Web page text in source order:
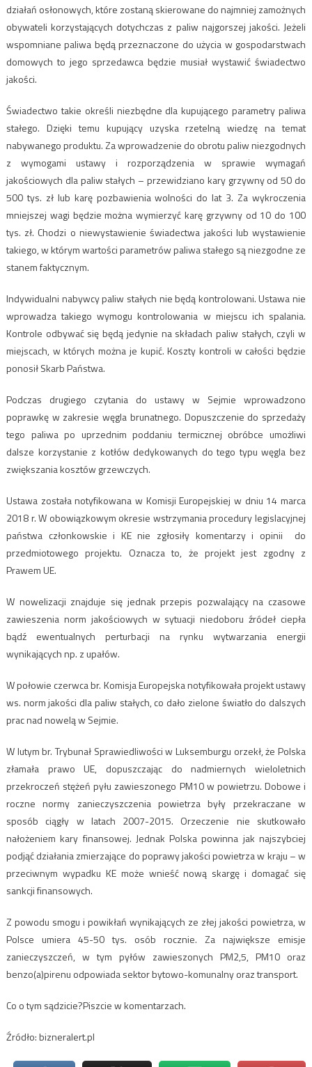
działań osłonowych, które zostaną skierowane do najmniej zamożnych
obywateli korzystających dotychczas z paliw najgorszej jakości. Jeżeli
wspomniane paliwa będą przeznaczone do użycia w gospodarstwach
domowych to jego sprzedawca będzie musiał wystawić świadectwo
jakości.
Świadectwo takie określi niezbędne dla kupującego parametry paliwa
stałego. Dzięki temu kupujący uzyska rzetelną wiedzę na temat
nabywanego produktu. Za wprowadzenie do obrotu paliw niezgodnych
z wymogami ustawy i rozporządzenia w sprawie wymagań
jakościowych dla paliw stałych – przewidziano kary grzywny od 50 do
500 tys. zł lub karę pozbawienia wolności do lat 3. Za wykroczenia
mniejszej wagi będzie można wymierzyć karę grzywny od 10 do 100
tys. zł. Chodzi o niewystawienie świadectwa jakości lub wystawienie
takiego, w którym wartości parametrów paliwa stałego są niezgodne ze
stanem faktycznym.
Indywidualni nabywcy paliw stałych nie będą kontrolowani. Ustawa nie
wprowadza takiego wymogu kontrolowania w miejscu ich spalania.
Kontrole odbywać się będą jedynie na składach paliw stałych, czyli w
miejscach, w których można je kupić. Koszty kontroli w całości będzie
ponosił Skarb Państwa.
Podczas drugiego czytania do ustawy w Sejmie wprowadzono
poprawkę w zakresie węgla brunatnego. Dopuszczenie do sprzedaży
tego paliwa po uprzednim poddaniu termicznej obróbce umożliwi
dalsze korzystanie z kotłów dedykowanych do tego typu węgla bez
zwiększania kosztów grzewczych.
Ustawa została notyfikowana w Komisji Europejskiej w dniu 14 marca
2018 r. W obowiązkowym okresie wstrzymania procedury legislacyjnej
państwa członkowskie i KE nie zgłosiły komentarzy i opinii do
przedmiotowego projektu. Oznacza to, że projekt jest zgodny z
Prawem UE.
W nowelizacji znajduje się jednak przepis pozwalający na czasowe
zawieszenia norm jakościowych w sytuacji niedoboru źródeł ciepła
bądź ewentualnych perturbacji na rynku wytwarzania energii
wynikających np. z upałów.
W połowie czerwca br. Komisja Europejska notyfikowała projekt ustawy
ws. norm jakości dla paliw stałych, co dało zielone światło do dalszych
prac nad nowelą w Sejmie.
W lutym br. Trybunał Sprawiedliwości w Luksemburgu orzekł, że Polska
złamała prawo UE, dopuszczając do nadmiernych wieloletnich
przekroczeń stężeń pyłu zawieszonego PM10 w powietrzu. Dobowe i
roczne normy zanieczyszczenia powietrza były przekraczane w
sposób ciągły w latach 2007-2015. Orzeczenie nie skutkowało
nałożeniem kary finansowej. Jednak Polska powinna jak najszybciej
podjąć działania zmierzające do poprawy jakości powietrza w kraju – w
przeciwnym wypadku KE może wnieść nową skargę i domagać się
sankcji finansowych.
Z powodu smogu i powikłań wynikających ze złej jakości powietrza, w
Polsce umiera 45-50 tys. osób rocznie. Za największe emisje
zanieczyszczeń, w tym pyłów zawieszonych PM2,5, PM10 oraz
benzo(a)pirenu odpowiada sektor bytowo-komunalny oraz transport.
Co o tym sądzicie?Piszcie w komentarzach.
Źródło: bizneralert.pl